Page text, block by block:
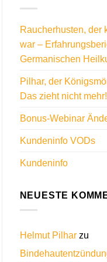
Raucherhusten, der
war –
Germanischen
Pilhar, der
Das zieht nicht mehr!
Bonus-Webinar
Kundeninfo VODs
Kundeninfo
NEUESTE
Helmut Pilharzu